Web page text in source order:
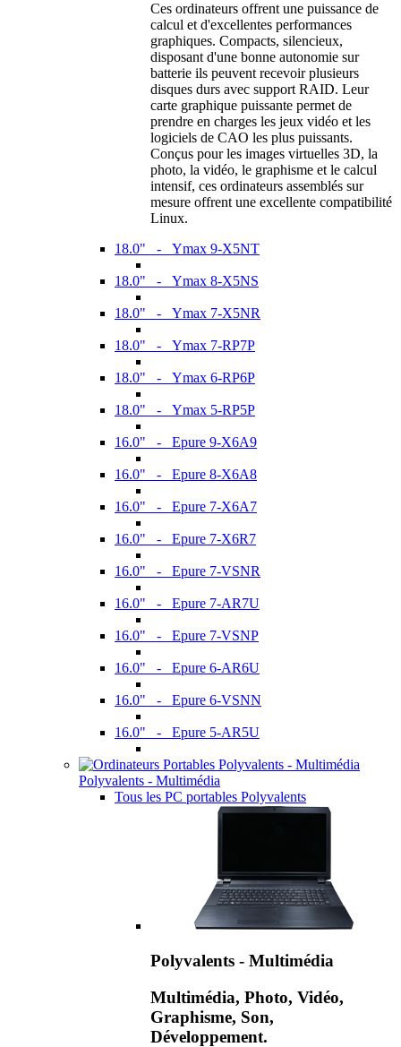
Ces ordinateurs offrent une puissance de
calcul et d'excellentes performances
graphiques. Compacts, silencieux,
disposant d'une bonne autonomie sur
batterie ils peuvent recevoir plusieurs
disques durs avec support RAID. Leur
carte graphique puissante permet de
prendre en charges les jeux vidéo et les
logiciels de CAO les plus puissants.
Conçus pour les images virtuelles 3D, la
photo, la vidéo, le graphisme et le calcul
intensif, ces ordinateurs assemblés sur
mesure offrent une excellente compatibilité
Linux.
18.0" - Ymax 9-X5NT
18.0" - Ymax 8-X5NS
18.0" - Ymax 7-X5NR
18.0" - Ymax 7-RP7P
18.0" - Ymax 6-RP6P
18.0" - Ymax 5-RP5P
16.0" - Epure 9-X6A9
16.0" - Epure 8-X6A8
16.0" - Epure 7-X6A7
16.0" - Epure 7-X6R7
16.0" - Epure 7-VSNR
16.0" - Epure 7-AR7U
16.0" - Epure 7-VSNP
16.0" - Epure 6-AR6U
16.0" - Epure 6-VSNN
16.0" - Epure 5-AR5U
Polyvalents - Multimédia
Tous les PC portables Polyvalents
Polyvalents - Multimédia
Multimédia, Photo, Vidéo,
Graphisme, Son,
Développement.